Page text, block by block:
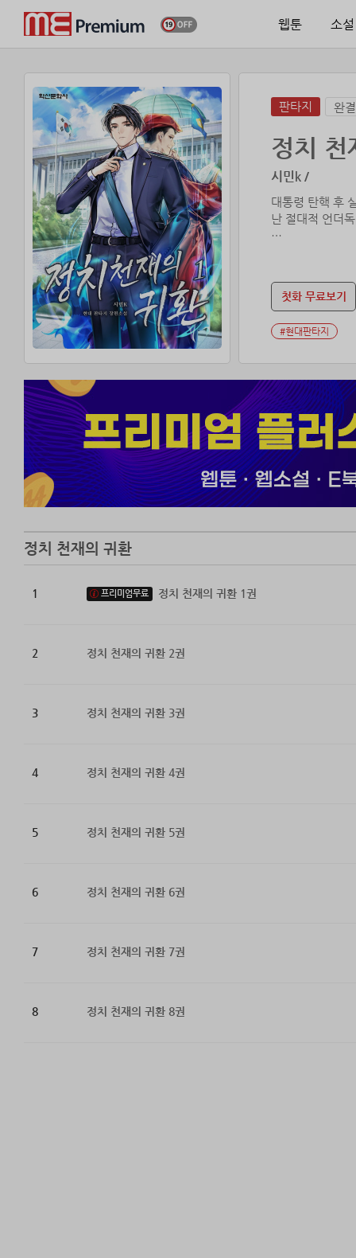
웹툰 소설
판타지 완결
정치 천
시민k /
대통령 탄핵 후
난 절대적 언더
하지만 두발의
그리고, 10년 후.
첫화 무료보기
#현대판타지
정치 천재의 귀환
1 프리미엄무료 정치 천재의 귀환 1권
2 정치 천재의 귀환 2권
3 정치 천재의 귀환 3권
4 정치 천재의 귀환 4권
5 정치 천재의 귀환 5권
6 정치 천재의 귀환 6권
7 정치 천재의 귀환 7권
8 정치 천재의 귀환 8권